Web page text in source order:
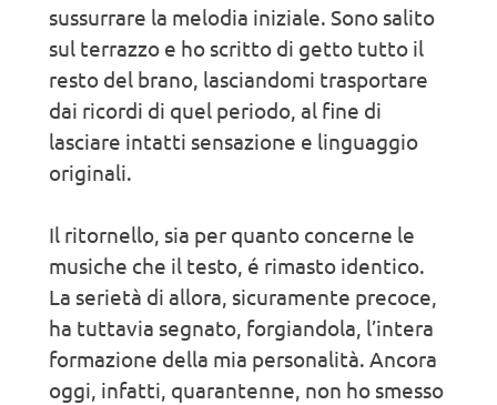
sussurrare la melodia iniziale. Sono salito
sul terrazzo e ho scritto di getto tutto il
resto del brano, lasciandomi trasportare
dai ricordi di quel periodo, al fine di
lasciare intatti sensazione e linguaggio
originali.
Il ritornello, sia per quanto concerne le
musiche che il testo, é rimasto identico.
La serietà di allora, sicuramente precoce,
ha tuttavia segnato, forgiandola, l’intera
formazione della mia personalità. Ancora
oggi, infatti, quarantenne, non ho smesso